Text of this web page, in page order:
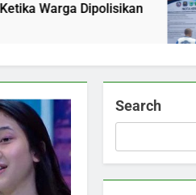
Dipolisikan
4
Search